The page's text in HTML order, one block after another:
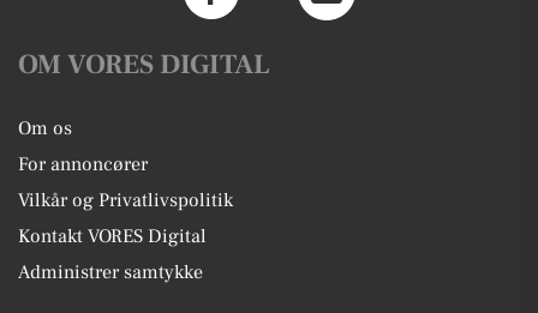
OM VORES DIGITAL
Om os
For annoncører
Vilkår og Privatlivspolitik
Kontakt VORES Digital
Administrer samtykke